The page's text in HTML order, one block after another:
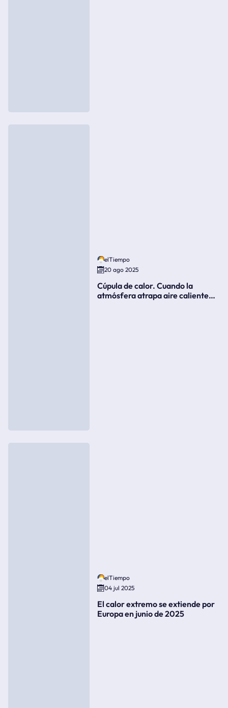
elTiempo
20 ago 2025
Cúpula de calor. Cuando la
atmósfera atrapa aire caliente
elTiempo
04 jul 2025
El calor extremo se extiende por
Europa en junio de 2025